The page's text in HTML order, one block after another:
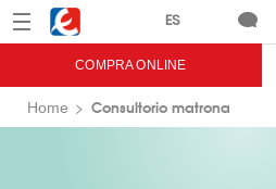
Menú Eroski
COMPRA ONLINE
Home Consultorio matrona